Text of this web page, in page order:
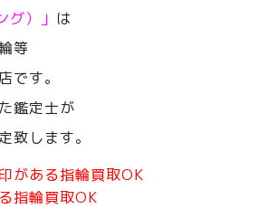
グ）」 は
等
です。
鑑定士が
致します。
がある指輪買取OK
指輪買取OK